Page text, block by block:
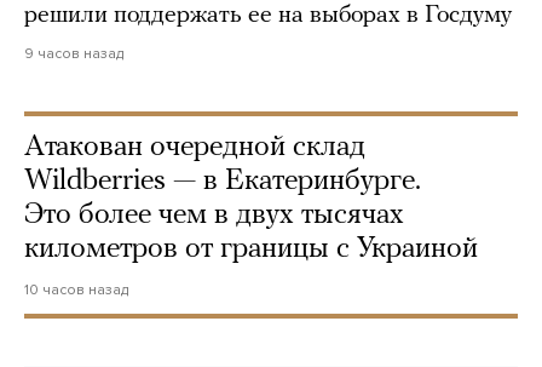
решили поддержать ее на выборах в Госдуму
9 часов назад
Атакован очередной склад
Wildberries — в Екатеринбурге.
Это более чем в двух тысячах
километров от границы с Украиной
10 часов назад